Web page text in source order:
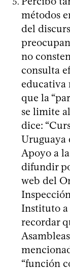
métodos
del
no
consulta
educativa
que la
se limite
dice:
Uruguaya
Apoyo a
difundir
web del
Instituto a
recordar
“función